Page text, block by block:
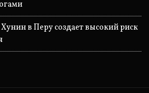
Хунин в Перу создает высокий риск